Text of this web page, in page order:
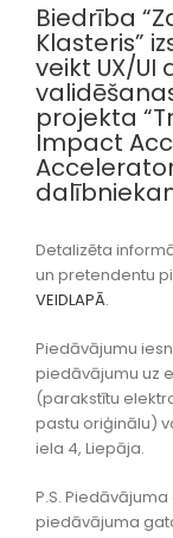
Biedrība
Klasteris”
veikt UX/UI
projekta
Impact
Accelerator
Detalizēta
un pretendentu
VEIDLAPĀ.
Piedāvājumu
piedāvājumu uz
(parakstītu
pastu oriģinālu)
iela 4, Liepāja.
P.S.
piedāvājuma